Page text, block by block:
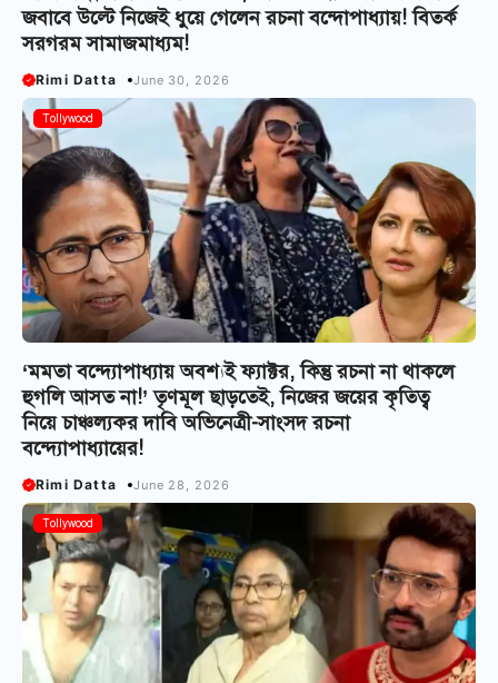
জবাবে উল্টে নিজেই ধুয়ে গেলেন রচনা বন্দোপাধ্যায়! বিতর্ক
সরগরম সামাজমাধ্যম!
Rimi Datta June 30, 2026
Tollywood
‘মমতা বন্দ্যোপাধ্যায় অবশ্যই ফ্যাক্টর, কিন্তু রচনা না থাকলে
হুগলি আসত না!’ তৃণমূল ছাড়তেই, নিজের জয়ের কৃতিত্ব
নিয়ে চাঞ্চল্যকর দাবি অভিনেত্রী-সাংসদ রচনা
বন্দ্যোপাধ্যায়ের!
Rimi Datta June 28, 2026
Tollywood